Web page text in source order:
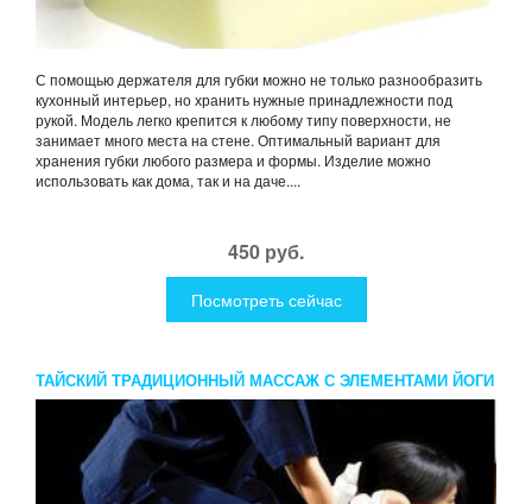
С помощью держателя для губки можно не только разнообразить
кухонный интерьер, но хранить нужные принадлежности под
рукой. Модель легко крепится к любому типу поверхности, не
занимает много места на стене. Оптимальный вариант для
хранения губки любого размера и формы. Изделие можно
использовать как дома, так и на даче....
450 руб.
Посмотреть сейчас
ТАЙСКИЙ ТРАДИЦИОННЫЙ МАССАЖ С ЭЛЕМЕНТАМИ ЙОГИ